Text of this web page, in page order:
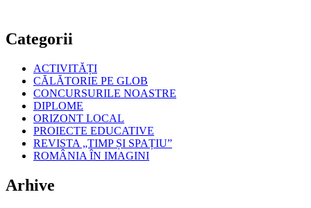
Categorii
ACTIVITĂȚI
CĂLĂTORIE PE GLOB
CONCURSURILE NOASTRE
DIPLOME
ORIZONT LOCAL
PROIECTE EDUCATIVE
REVISTA „TIMP ȘI SPAȚIU”
ROMÂNIA ÎN IMAGINI
Arhive